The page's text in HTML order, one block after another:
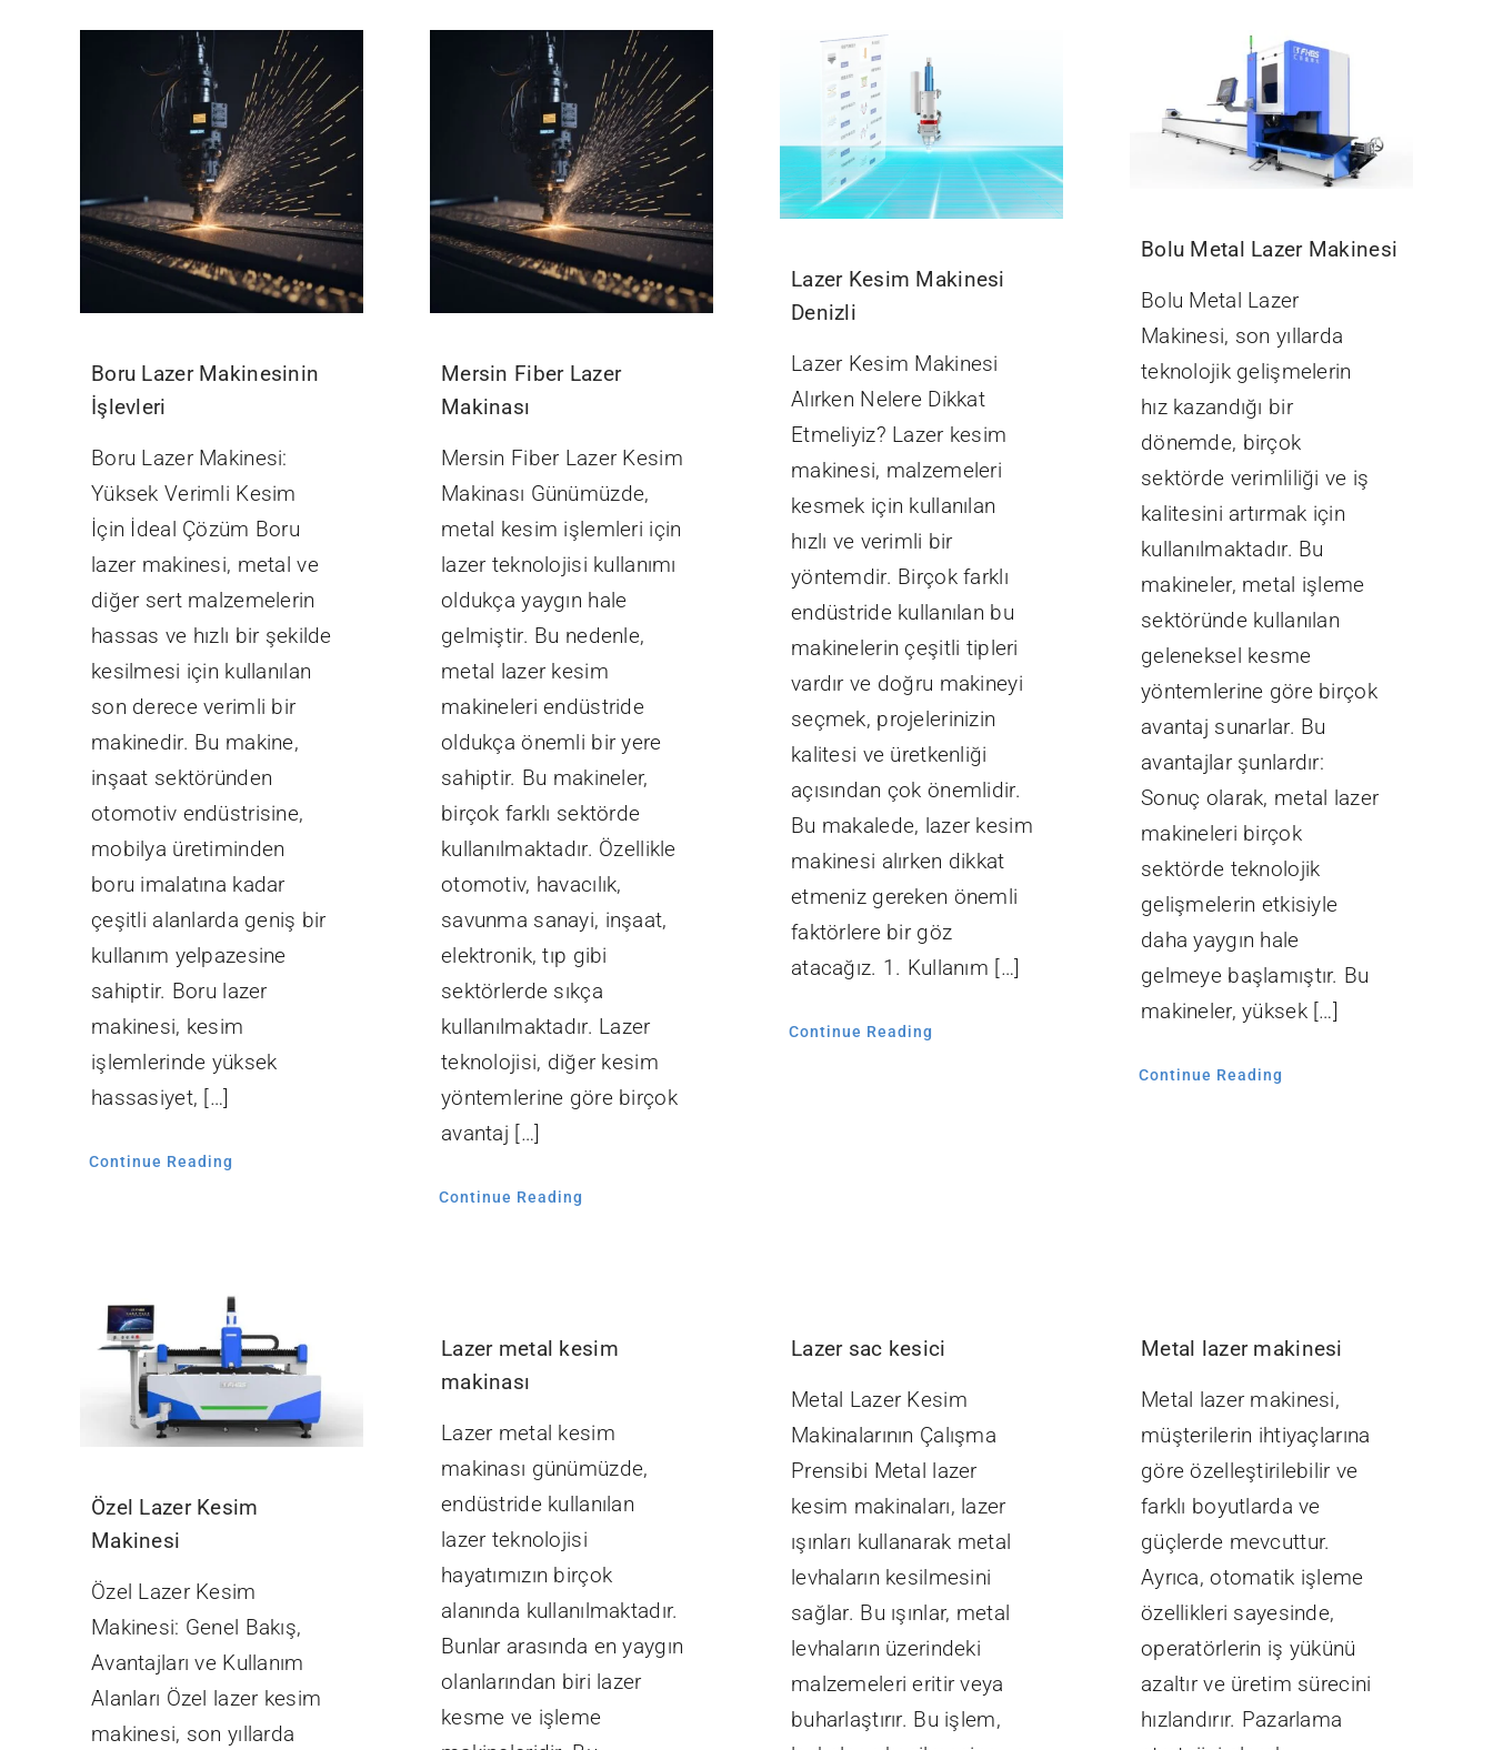
Boru Lazer Makinesinin
İşlevleri
Boru Lazer Makinesi:
Yüksek Verimli Kesim
İçin İdeal Çözüm Boru
lazer makinesi, metal ve
diğer sert malzemelerin
hassas ve hızlı bir şekilde
kesilmesi için kullanılan
son derece verimli bir
makinedir. Bu makine,
inşaat sektöründen
otomotiv endüstrisine,
mobilya üretiminden
boru imalatına kadar
çeşitli alanlarda geniş bir
kullanım yelpazesine
sahiptir. Boru lazer
makinesi, kesim
işlemlerinde yüksek
hassasiyet, […]
Continue Reading
Mersin Fiber Lazer
Makinası
Mersin Fiber Lazer Kesim
Makinası Günümüzde,
metal kesim işlemleri için
lazer teknolojisi kullanımı
oldukça yaygın hale
gelmiştir. Bu nedenle,
metal lazer kesim
makineleri endüstride
oldukça önemli bir yere
sahiptir. Bu makineler,
birçok farklı sektörde
kullanılmaktadır. Özellikle
otomotiv, havacılık,
savunma sanayi, inşaat,
elektronik, tıp gibi
sektörlerde sıkça
kullanılmaktadır. Lazer
teknolojisi, diğer kesim
yöntemlerine göre birçok
avantaj […]
Continue Reading
Lazer Kesim Makinesi
Denizli
Lazer Kesim Makinesi
Alırken Nelere Dikkat
Etmeliyiz? Lazer kesim
makinesi, malzemeleri
kesmek için kullanılan
hızlı ve verimli bir
yöntemdir. Birçok farklı
endüstride kullanılan bu
makinelerin çeşitli tipleri
vardır ve doğru makineyi
seçmek, projelerinizin
kalitesi ve üretkenliği
açısından çok önemlidir.
Bu makalede, lazer kesim
makinesi alırken dikkat
etmeniz gereken önemli
faktörlere bir göz
atacağız. 1. Kullanım […]
Continue Reading
Bolu Metal Lazer Makinesi
Bolu Metal Lazer
Makinesi, son yıllarda
teknolojik gelişmelerin
hız kazandığı bir
dönemde, birçok
sektörde verimliliği ve iş
kalitesini artırmak için
kullanılmaktadır. Bu
makineler, metal işleme
sektöründe kullanılan
geleneksel kesme
yöntemlerine göre birçok
avantaj sunarlar. Bu
avantajlar şunlardır:
Sonuç olarak, metal lazer
makineleri birçok
sektörde teknolojik
gelişmelerin etkisiyle
daha yaygın hale
gelmeye başlamıştır. Bu
makineler, yüksek […]
Continue Reading
Özel Lazer Kesim
Makinesi
Özel Lazer Kesim
Makinesi: Genel Bakış,
Avantajları ve Kullanım
Alanları Özel lazer kesim
makinesi, son yıllarda
Lazer metal kesim
makinası
Lazer metal kesim
makinası günümüzde,
endüstride kullanılan
lazer teknolojisi
hayatımızın birçok
alanında kullanılmaktadır.
Bunlar arasında en yaygın
olanlarından biri lazer
kesme ve işleme
Lazer sac kesici
Metal Lazer Kesim
Makinalarının Çalışma
Prensibi Metal lazer
kesim makinaları, lazer
ışınları kullanarak metal
levhaların kesilmesini
sağlar. Bu ışınlar, metal
levhaların üzerindeki
malzemeleri eritir veya
buharlaştırır. Bu işlem,
Metal lazer makinesi
Metal lazer makinesi,
müşterilerin ihtiyaçlarına
göre özelleştirilebilir ve
farklı boyutlarda ve
güçlerde mevcuttur.
Ayrıca, otomatik işleme
özellikleri sayesinde,
operatörlerin iş yükünü
azaltır ve üretim sürecini
hızlandırır. Pazarlama